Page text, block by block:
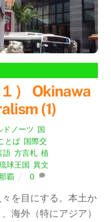
） Okinawa
(1)
ドノーツ 国
とば 国際交
語 方言札 植
球王国 異文
覇 0
を目にする。本土か
海外（特にアジア）